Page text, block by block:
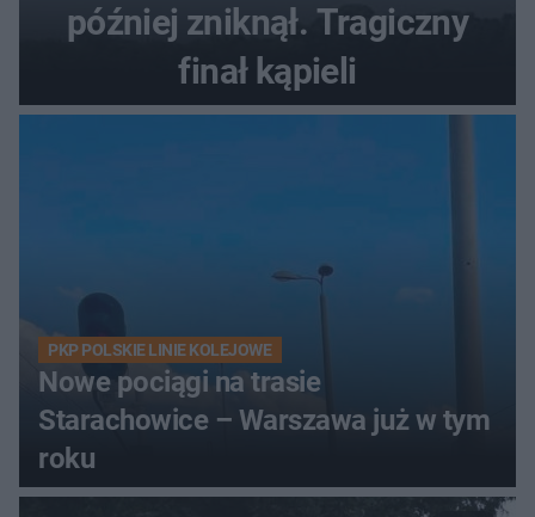
później zniknął. Tragiczny
finał kąpieli
PKP POLSKIE LINIE KOLEJOWE
Nowe pociągi na trasie
Starachowice – Warszawa już w tym
roku